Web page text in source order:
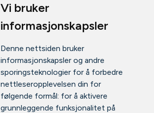
Vi bruker
informasjonskapsler
Denne nettsiden bruker
informasjonskapsler og andre
sporingsteknologier for å forbedre
nettleseropplevelsen din for
følgende formål: for å aktivere
grunnleggende funksjonalitet på